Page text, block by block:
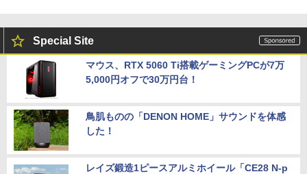
Special Site
マウス、RTX 5060 Ti搭載ゲーミングPCが7万
5,000円オフで30万円台！
鳥肌ものの「DENON HOME」サウンドを体感
した！
レイズ鍛造1ピースアルミホイール「CE28 N-p